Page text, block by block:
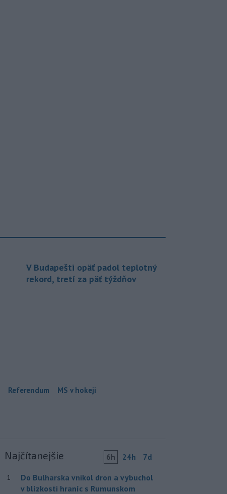
V Budapešti opäť padol teplotný
rekord, tretí za päť týždňov
Referendum MS v hokeji
Najčítanejšie 6h 24h 7d
1
Do Bulharska vnikol dron a vybuchol
v blízkosti hraníc s Rumunskom